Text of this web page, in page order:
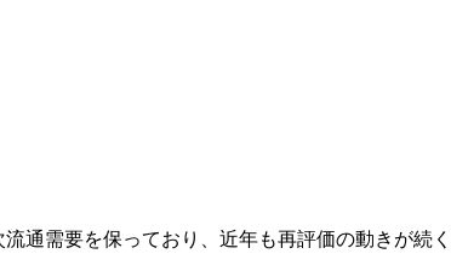
通需要を保っており、近年も再評価の動きが続く